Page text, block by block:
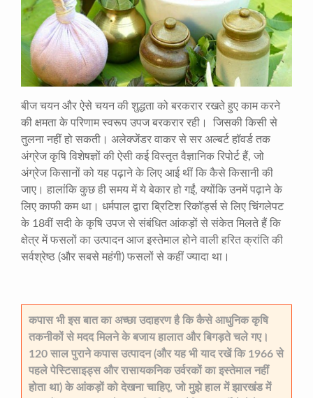
बीज चयन और ऐसे चयन की शुद्धता को बरकरार रखते हुए काम करने
की क्षमता के परिणाम स्वरूप उपज बरकरार रही। जिसकी किसी से
तुलना नहीं हो सकती। अलेक्जेंडर वाकर से सर अल्बर्ट हॉवर्ड तक
अंग्रेज कृषि विशेषज्ञों की ऐसी कई विस्तृत वैज्ञानिक रिपोर्ट हैं, जो
अंग्रेज किसानों को यह पढ़ाने के लिए आई थीं कि कैसे किसानी की
जाए। हालांकि कुछ ही समय में ये बेकार हो गईं, क्योंकि उनमें पढ़ाने के
लिए काफी कम था। धर्मपाल द्वारा ब्रिटिश रिकॉर्ड्स से लिए चिंगलेपट
के 18वीं सदी के कृषि उपज से संबंधित आंकड़ों से संकेत मिलते हैं कि
क्षेत्र में फसलों का उत्पादन आज इस्तेमाल होने वाली हरित क्रांति की
सर्वश्रेष्ठ (और सबसे महंगी) फसलों से कहीं ज्यादा था।
कपास भी इस बात का अच्छा उदाहरण है कि कैसे आधुनिक कृषि
तकनीकों से मदद मिलने के बजाय हालात और बिगड़ते चले गए।
120 साल पुराने कपास उत्पादन (और यह भी याद रखें कि 1966 से
पहले पेस्टिसाइड्स और रासायकनिक उर्वरकों का इस्तेमाल नहीं
होता था) के आंकड़ों को देखना चाहिए, जो मुझे हाल में झारखंड में